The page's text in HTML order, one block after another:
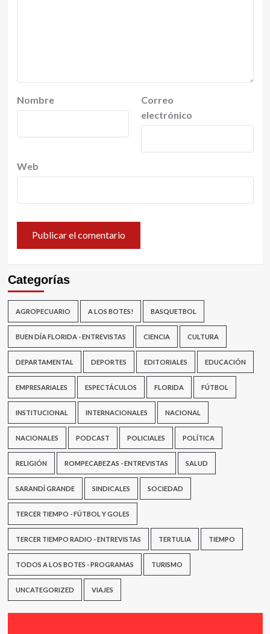
Nombre
Correo
electrónico
Web
Categorías
AGROPECUARIO A LOS BOTES! BASQUETBOL
BUEN DÍA FLORIDA - ENTREVISTAS CIENCIA CULTURA
DEPARTAMENTAL DEPORTES EDITORIALES EDUCACIÓN
EMPRESARIALES ESPECTÁCULOS FLORIDA FÚTBOL
INSTITUCIONAL INTERNACIONALES NACIONAL
NACIONALES PODCAST POLICIALES POLÍTICA
RELIGIÓN ROMPECABEZAS - ENTREVISTAS SALUD
SARANDÍ GRANDE SINDICALES SOCIEDAD
TERCER TIEMPO - FÚTBOL Y GOLES
TERCER TIEMPO RADIO - ENTREVISTAS TERTULIA TIEMPO
TODOS A LOS BOTES - PROGRAMAS TURISMO
UNCATEGORIZED VIAJES